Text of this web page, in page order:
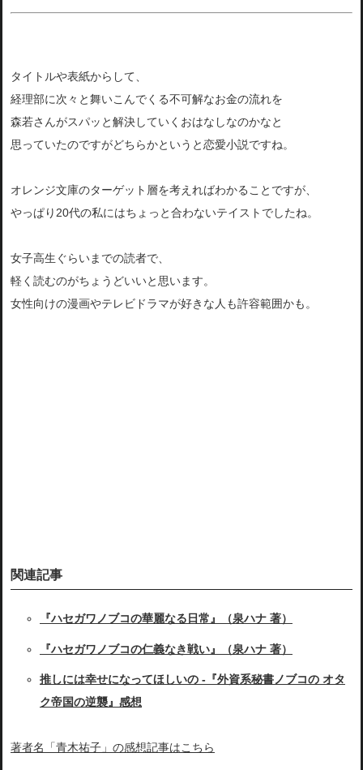
タイトルや表紙からして、
経理部に次々と舞いこんでくる不可解なお金の流れを
森若さんがスパッと解決していくおはなしなのかなと
思っていたのですがどちらかというと恋愛小説ですね。
オレンジ文庫のターゲット層を考えればわかることですが、
やっぱり20代の私にはちょっと合わないテイストでしたね。
女子高生ぐらいまでの読者で、
軽く読むのがちょうどいいと思います。
女性向けの漫画やテレビドラマが好きな人も許容範囲かも。
関連記事
『ハセガワノブコの華麗なる日常』（泉ハナ 著）
『ハセガワノブコの仁義なき戦い』（泉ハナ 著）
推しには幸せになってほしいの -『外資系秘書ノブコの オタ
ク帝国の逆襲』感想
著者名「青木祐子」の感想記事はこちら